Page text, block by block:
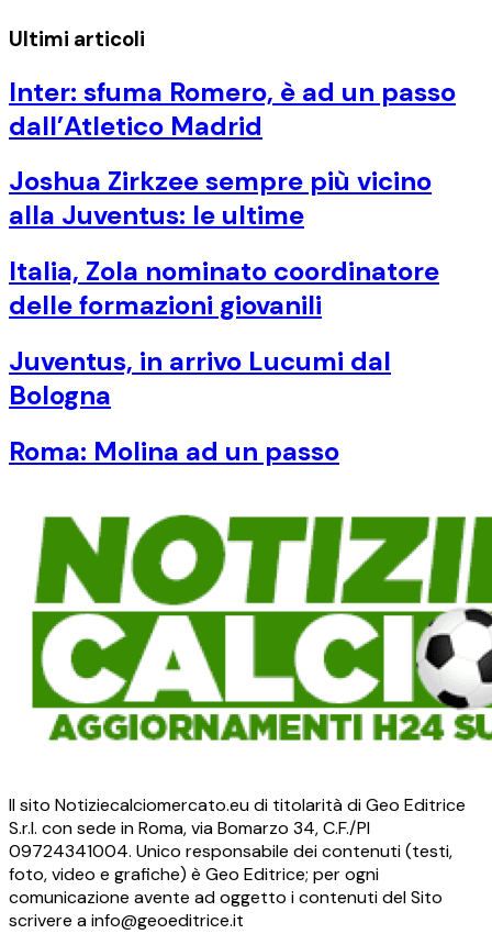
Ultimi articoli
Inter: sfuma Romero, è ad un passo
dall’Atletico Madrid
Joshua Zirkzee sempre più vicino
alla Juventus: le ultime
Italia, Zola nominato coordinatore
delle formazioni giovanili
Juventus, in arrivo Lucumi dal
Bologna
Roma: Molina ad un passo
Il sito Notiziecalciomercato.eu di titolarità di Geo Editrice
S.r.l. con sede in Roma, via Bomarzo 34, C.F./PI
09724341004. Unico responsabile dei contenuti (testi,
foto, video e grafiche) è Geo Editrice; per ogni
comunicazione avente ad oggetto i contenuti del Sito
scrivere a info@geoeditrice.it